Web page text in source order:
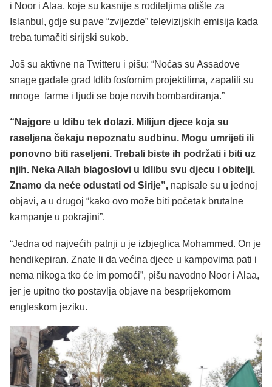
i Noor i Alaa, koje su kasnije s roditeljima otišle za
Islanbul, gdje su pave “zvijezde” televizijskih emisija kada
treba tumačiti sirijski sukob.
Još su aktivne na Twitteru i pišu: “Noćas su Assadove
snage gađale grad ldlib fosfornim projektilima, zapalili su
mnoge farme i ljudi se boje novih bombardiranja.”
“Najgore u Idibu tek dolazi. Milijun djece koja su
raseljena čekaju nepoznatu sudbinu. Mogu umrijeti ili
ponovno biti raseljeni. Trebali biste ih podržati i biti uz
njih. Neka Allah blagoslovi u Idlibu svu djecu i obitelji.
Znamo da neće odustati od Sirije”, napisale su u jednoj
objavi, a u drugoj “kako ovo može biti početak brutalne
kampanje u pokrajini”.
“Jedna od najvećih patnji u je izbjeglica Mohammed. On je
hendikepiran. Znate li da većina djece u kampovima pati i
nema nikoga tko će im pomoći”, pišu navodno Noor i Alaa,
jer je upitno tko postavlja objave na besprijekornom
engleskom jeziku.